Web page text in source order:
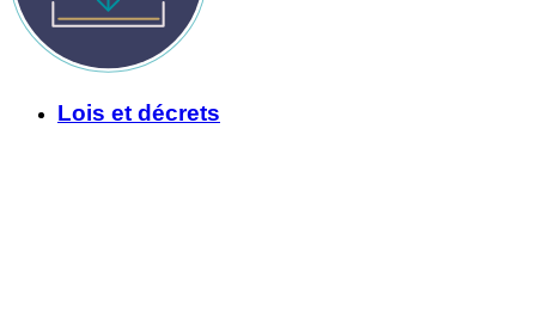
Lois et décrets